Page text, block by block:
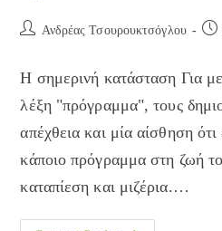
Post Ανδρέας Τσουρουκτσόγλου
Post
Η σημερινή κατάσταση Για
λέξη "πρόγραμμα", τους
απέχθεια και μία αίσθηση
κάποιο πρόγραμμα στη ζωή
καταπίεση και μιζέρια.…